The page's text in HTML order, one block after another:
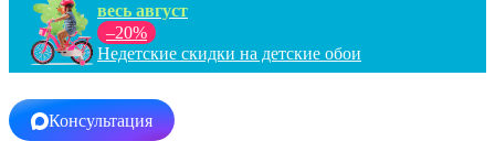
весь август
–20%
Недетские скидки на детские обои
Консультация